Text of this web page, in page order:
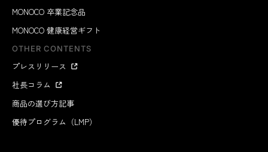
MONOCO 卒業記念品
MONOCO 健康経営ギフト
OTHER CONTENTS
プレスリリース
社長コラム
商品の選び方記事
優待プログラム（LMP）